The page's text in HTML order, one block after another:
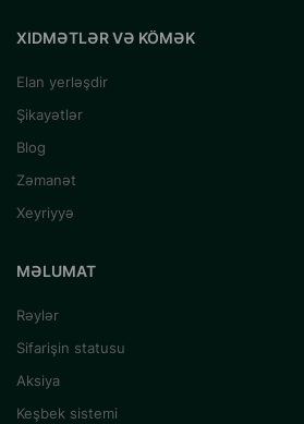
XIDMƏTLƏR VƏ KÖMƏK
Elan yerləşdir
Şikayətlər
Blog
Zəmanət
Xeyriyyə
MƏLUMAT
Rəylər
Sifarişin statusu
Aksiya
Keşbek sistemi